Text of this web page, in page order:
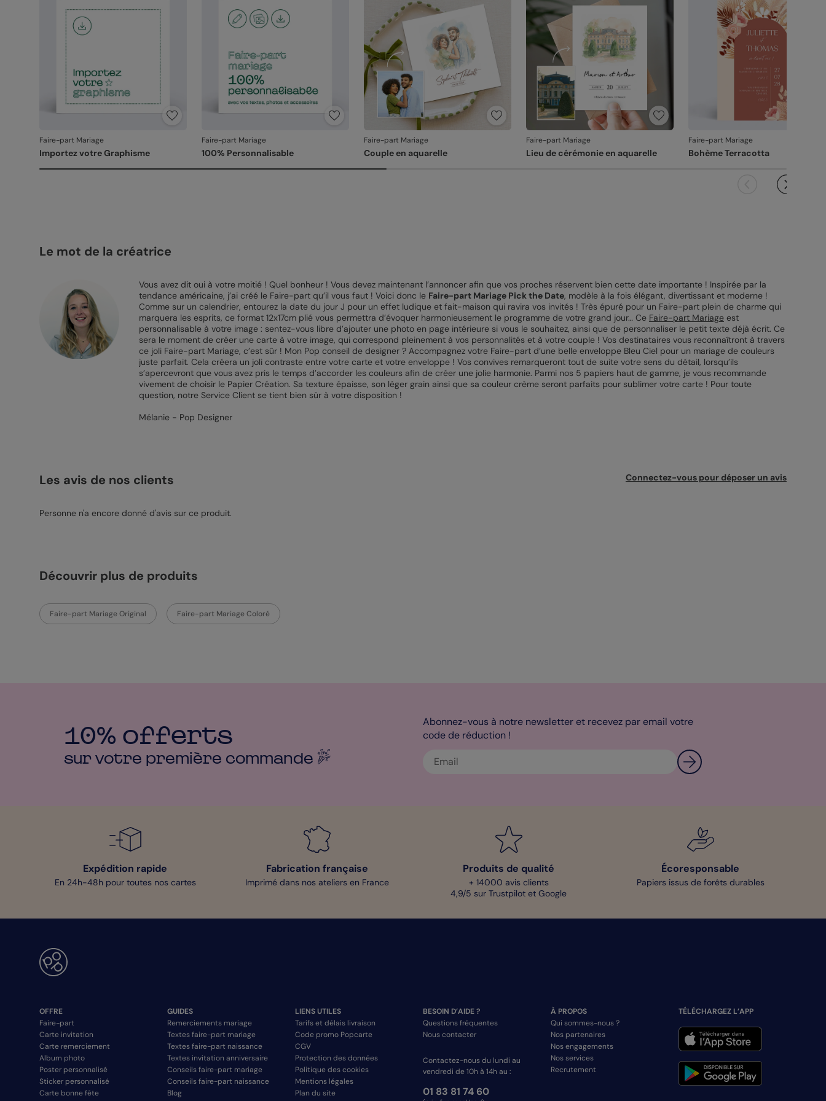
produit ne pourra pas être repris.
Faire-part Mariage
Importez votre Graphisme
Faire-part Mariage
100% Personnalisable
Faire-part Mariage
Couple en aquarelle
Faire-part Mariage
Lieu de cérémonie en aquarelle
Faire-part Mariage
Bohème Terracotta
Le mot de la créatrice
Vous avez dit oui à votre moitié ! Quel bonheur ! Vous devez maintenant l’annoncer afin que vos proches réservent bien cette date importante ! Inspirée par la
tendance américaine, j’ai créé le Faire-part qu’il vous faut ! Voici donc le Faire-part Mariage Pick the Date, modèle à la fois élégant, divertissant et moderne !
Comme sur un calendrier, entourez la date du jour J pour un effet ludique et fait-maison qui ravira vos invités ! Très épuré pour un Faire-part plein de charme qui
marquera les esprits, ce format 12x17cm plié vous permettra d’évoquer harmonieusement le programme de votre grand jour… Ce Faire-part Mariageest
personnalisable à votre image : sentez-vous libre d’ajouter une photo en page intérieure si vous le souhaitez, ainsi que de personnaliser le petit texte déjà écrit. Ce
sera le moment de créer une carte à votre image, qui correspond pleinement à vos personnalités et à votre couple ! Vos destinataires vous reconnaîtront à travers
ce joli Faire-part Mariage, c’est sûr ! Mon Pop conseil de designer ? Accompagnez votre Faire-part d’une belle enveloppe Bleu Ciel pour un mariage de couleurs
juste parfait. Cela créera un joli contraste entre votre carte et votre enveloppe ! Vos convives remarqueront tout de suite votre sens du détail, lorsqu’ils
s’apercevront que vous avez pris le temps d’accorder les couleurs afin de créer une jolie harmonie. Parmi nos 5 papiers haut de gamme, je vous recommande
vivement de choisir le Papier Création. Sa texture épaisse, son léger grain ainsi que sa couleur crème seront parfaits pour sublimer votre carte ! Pour toute
question, notre Service Client se tient bien sûr à votre disposition !
Mélanie - Pop Designer
Les avis de nos clients Connectez-vous pour déposer un avis
Personne n'a encore donné d'avis sur ce produit.
Découvrir plus de produits
Faire-part Mariage Original Faire-part Mariage Coloré
10% offerts
sur votre première commande
Abonnez-vous à notre newsletter et recevez par email votre
code de réduction !
Expédition rapide
En 24h-48h pour toutes nos cartes
Fabrication française
Imprimé dans nos ateliers en France
Produits de qualité
+ 14000 avis clients
4,9/5 sur Trustpilot et Google
Écoresponsable
Papiers issus de forêts durables
OFFRE
Faire-part
Carte invitation
Carte remerciement
Album photo
Poster personnalisé
Sticker personnalisé
Carte bonne fête
GUIDES
Remerciements mariage
Textes faire-part mariage
Textes faire-part naissance
Textes invitation anniversaire
Conseils faire-part mariage
Conseils faire-part naissance
Blog
LIENS UTILES
Tarifs et délais livraison
Code promo Popcarte
CGV
Protection des données
Politique des cookies
Mentions légales
Plan du site
BESOIN D’AIDE ?
Questions fréquentes
Nous contacter
Contactez-nous du lundi au
vendredi de 10h à 14h au :
01 83 81 74 60
À PROPOS
Qui sommes-nous ?
Nos partenaires
Nos engagements
Nos services
Recrutement
TÉLÉCHARGEZ L’APP